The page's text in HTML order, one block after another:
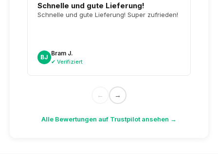
Schnelle und gute Lieferung!
Schnelle und gute Lieferung! Super zufrieden!
BJ
Bram J.
✔ Verifiziert
← →
Alle Bewertungen auf Trustpilot ansehen →